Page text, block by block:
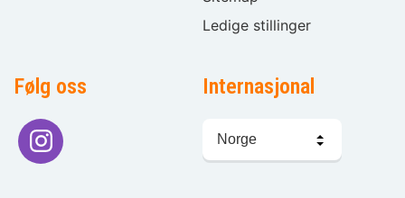
Ledige stillinger
Følg oss Internasjonal